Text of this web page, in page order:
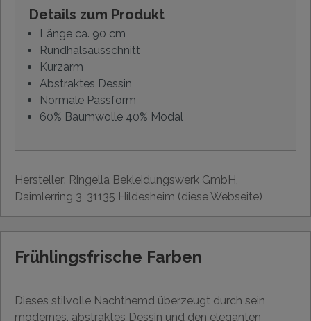
Details zum Produkt
Länge ca. 90 cm
Rundhalsausschnitt
Kurzarm
Abstraktes Dessin
Normale Passform
60% Baumwolle 40% Modal
Hersteller: Ringella Bekleidungswerk GmbH,
Daimlerring 3, 31135 Hildesheim (diese Webseite)
Frühlingsfrische Farben
Dieses stilvolle Nachthemd überzeugt durch sein
modernes, abstraktes Dessin und den eleganten